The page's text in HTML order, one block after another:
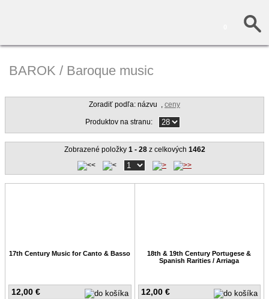
BAROK / Baroque music
Zoradiť podľa: názvu , ceny
Produktov na stranu:
Zobrazené položky 1 - 28z celkových 1462
12,00 €
17th Century Music for Canto & Basso
12,00 €
18th & 19th Century Portugese &
Spanish Rarities / Arriaga